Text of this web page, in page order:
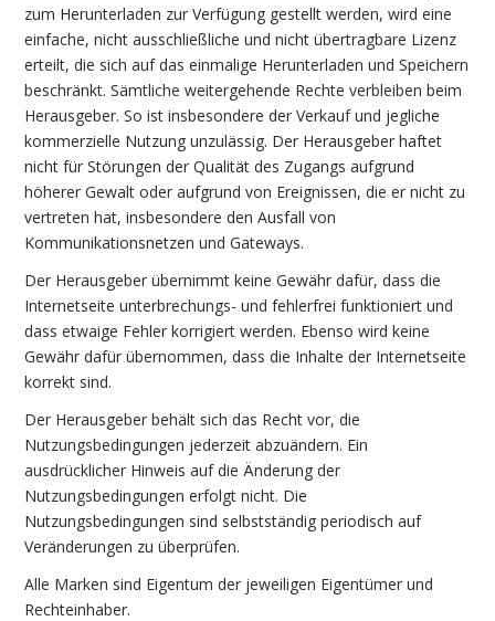
zum Herunterladen zur Verfügung gestellt werden, wird eine
einfache, nicht ausschließliche und nicht übertragbare Lizenz
erteilt, die sich auf das einmalige Herunterladen und Speichern
beschränkt. Sämtliche weitergehende Rechte verbleiben beim
Herausgeber. So ist insbesondere der Verkauf und jegliche
kommerzielle Nutzung unzulässig. Der Herausgeber haftet
nicht für Störungen der Qualität des Zugangs aufgrund
höherer Gewalt oder aufgrund von Ereignissen, die er nicht zu
vertreten hat, insbesondere den Ausfall von
Kommunikationsnetzen und Gateways.
Der Herausgeber übernimmt keine Gewähr dafür, dass die
Internetseite unterbrechungs- und fehlerfrei funktioniert und
dass etwaige Fehler korrigiert werden. Ebenso wird keine
Gewähr dafür übernommen, dass die Inhalte der Internetseite
korrekt sind.
Der Herausgeber behält sich das Recht vor, die
Nutzungsbedingungen jederzeit abzuändern. Ein
ausdrücklicher Hinweis auf die Änderung der
Nutzungsbedingungen erfolgt nicht. Die
Nutzungsbedingungen sind selbstständig periodisch auf
Veränderungen zu überprüfen.
Alle Marken sind Eigentum der jeweiligen Eigentümer und
Rechteinhaber.